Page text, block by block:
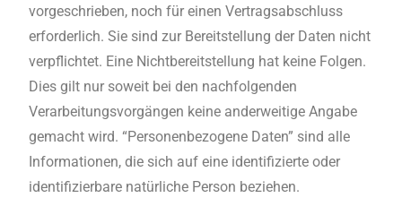
vorgeschrieben, noch für einen Vertragsabschluss
erforderlich. Sie sind zur Bereitstellung der Daten nicht
verpflichtet. Eine Nichtbereitstellung hat keine Folgen.
Dies gilt nur soweit bei den nachfolgenden
Verarbeitungsvorgängen keine anderweitige Angabe
gemacht wird. “Personenbezogene Daten” sind alle
Informationen, die sich auf eine identifizierte oder
identifizierbare natürliche Person beziehen.